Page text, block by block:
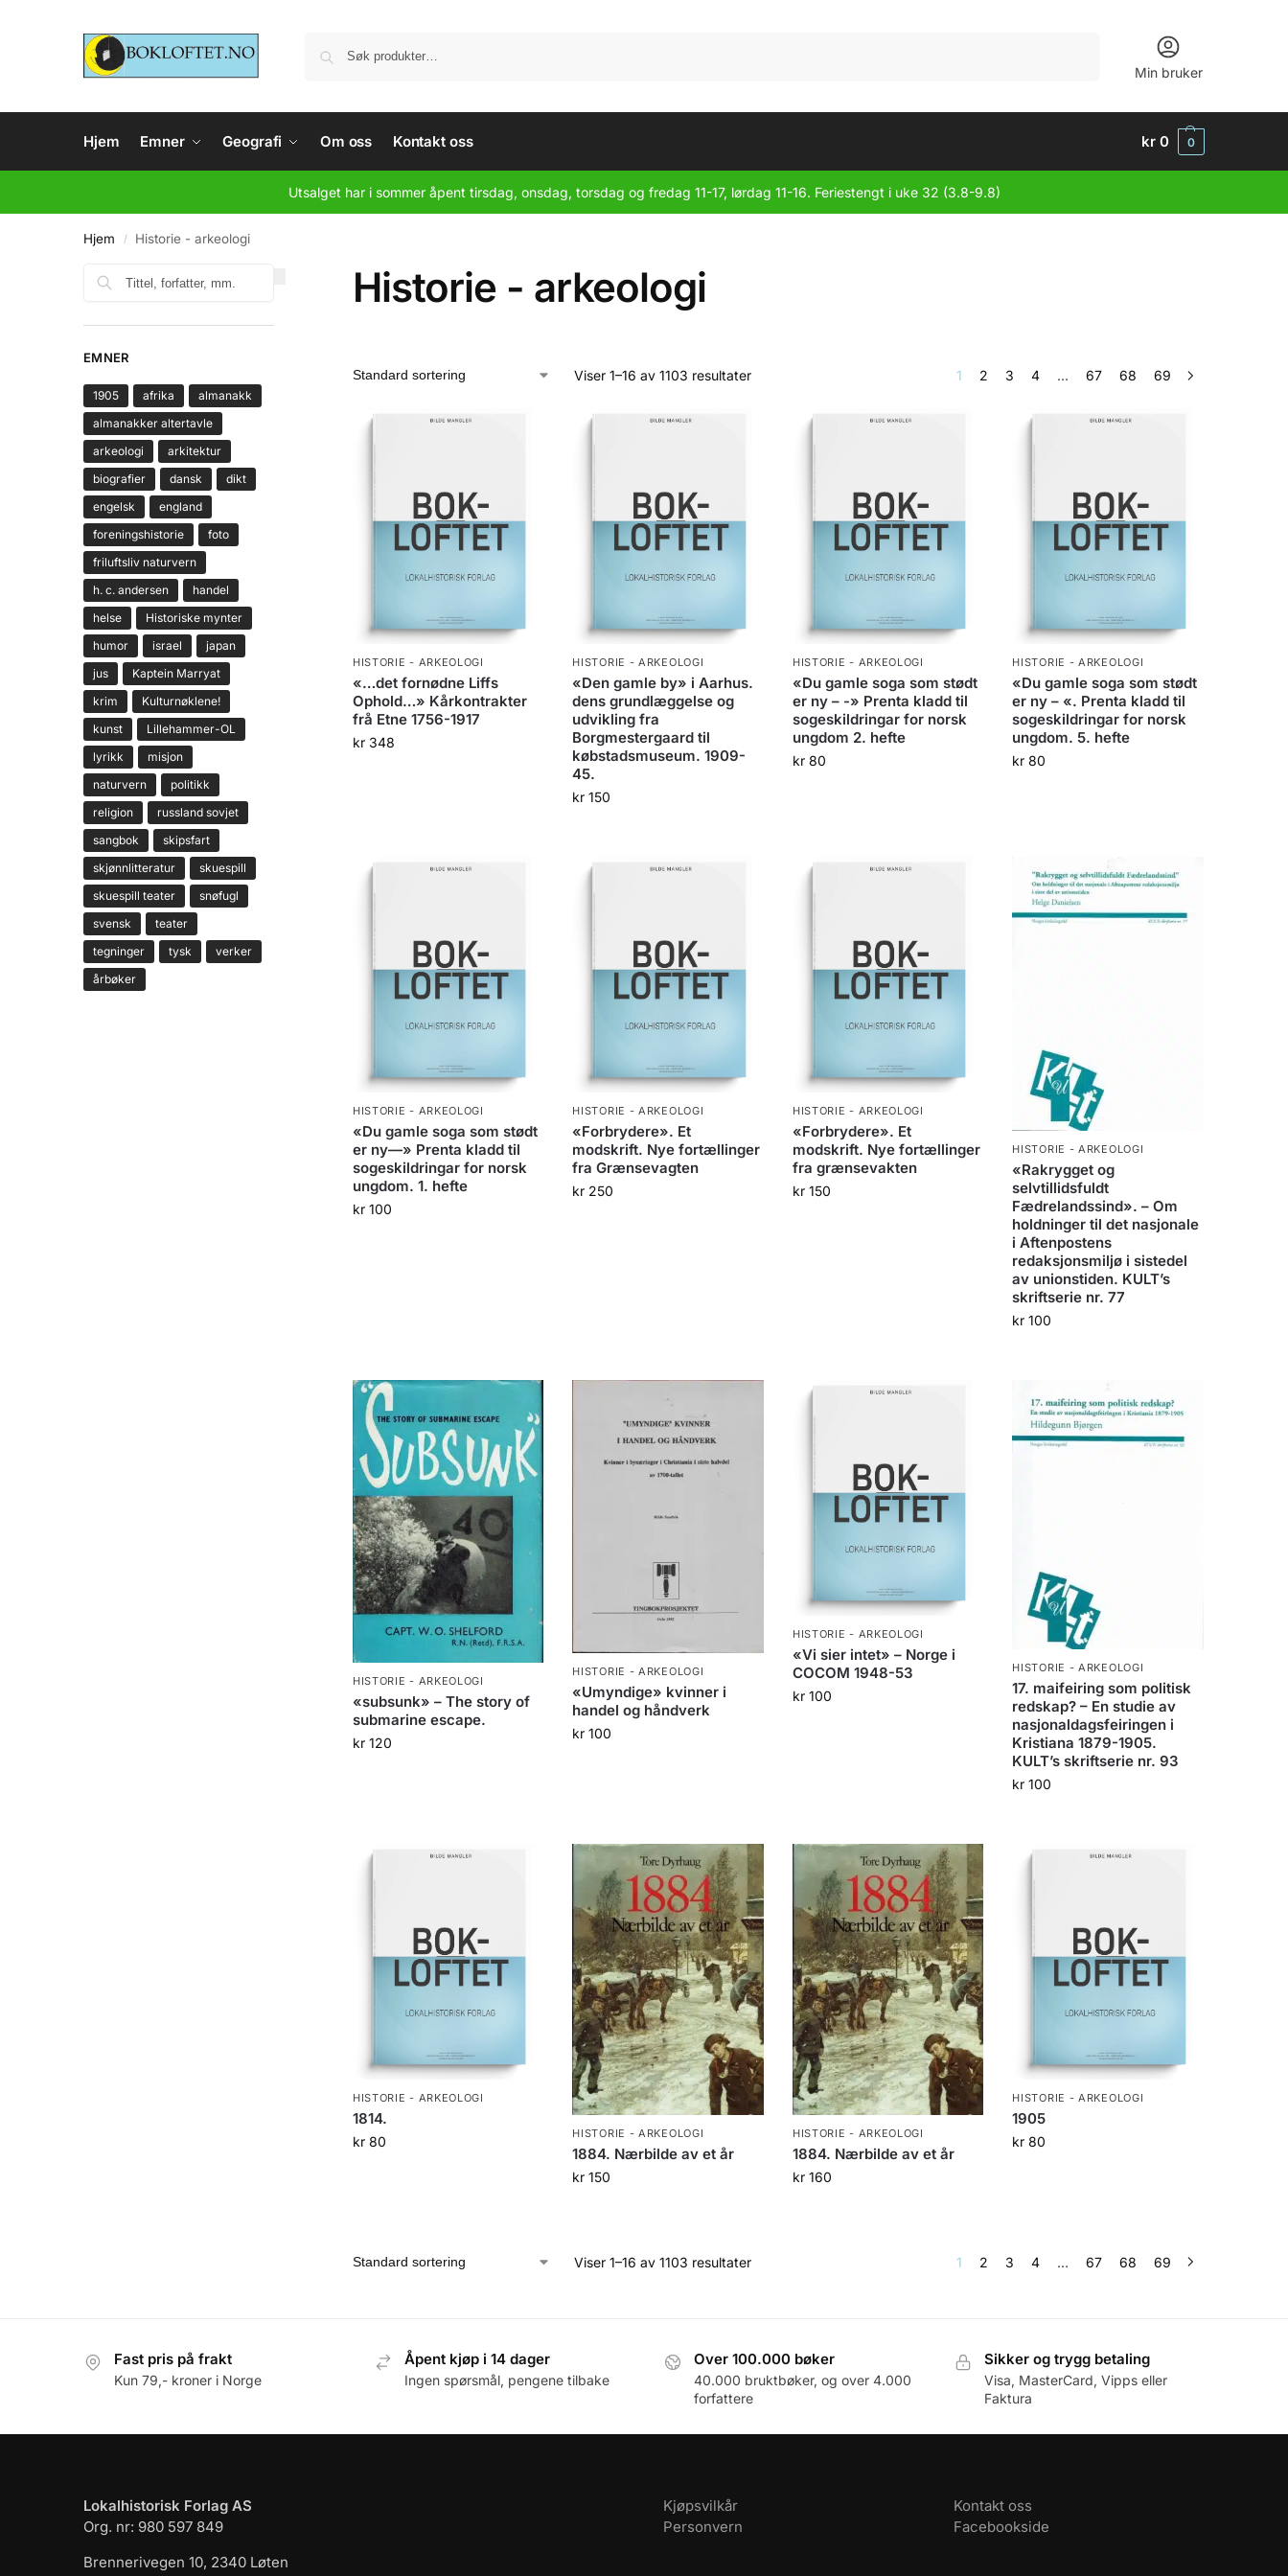
Min bruker
Hjem Emner Geografi Om oss Kontakt oss kr 0 0
Utsalget har i sommer åpent tirsdag, onsdag, torsdag og fredag 11-17, lørdag 11-16. Feriestengt i uke 32 (3.8-9.8)
Hjem / Historie - arkeologi
Historie - arkeologi
Viser 1–16 av 1103 resultater 1 2 3 4 … 67 68 69
HISTORIE - ARKEOLOGI
«…det fornødne Liffs
Ophold…» Kårkontrakter
frå Etne 1756-1917
kr348
HISTORIE - ARKEOLOGI
«Den gamle by» i Aarhus.
dens grundlæggelse og
udvikling fra
Borgmestergaard til
købstadsmuseum. 1909-
45.
kr 150
HISTORIE - ARKEOLOGI
«Du gamle soga som stødt
er ny – -» Prenta kladd til
sogeskildringar for norsk
ungdom 2. hefte
kr80
HISTORIE - ARKEOLOGI
«Du gamle soga som stødt
er ny – «. Prenta kladd til
sogeskildringar for norsk
ungdom. 5. hefte
kr 80
HISTORIE - ARKEOLOGI
«Du gamle soga som stødt
er ny—» Prenta kladd til
sogeskildringar for norsk
ungdom. 1. hefte
kr100
HISTORIE - ARKEOLOGI
«Forbrydere». Et
modskrift. Nye fortællinger
fra Grænsevagten
kr 250
HISTORIE - ARKEOLOGI
«Forbrydere». Et
modskrift. Nye fortællinger
fra grænsevakten
kr150
HISTORIE - ARKEOLOGI
«Rakrygget og
selvtillidsfuldt
Fædrelandssind». – Om
holdninger til det nasjonale
i Aftenpostens
redaksjonsmiljø i sistedel
av unionstiden. KULT’s
skriftserie nr. 77
kr 100
HISTORIE - ARKEOLOGI
«subsunk» – The story of
submarine escape.
kr120
HISTORIE - ARKEOLOGI
«Umyndige» kvinner i
handel og håndverk
kr 100
HISTORIE - ARKEOLOGI
«Vi sier intet» – Norge i
COCOM 1948-53
kr100
HISTORIE - ARKEOLOGI
17. maifeiring som politisk
redskap? – En studie av
nasjonaldagsfeiringen i
Kristiana 1879-1905.
KULT’s skriftserie nr. 93
kr 100
HISTORIE - ARKEOLOGI
1814.
kr80 HISTORIE - ARKEOLOGI
1884. Nærbilde av et år
kr 150
HISTORIE - ARKEOLOGI
1884. Nærbilde av et år
kr160
HISTORIE - ARKEOLOGI
1905
kr 80
Viser 1–16 av 1103 resultater 1 2 3 4 … 67 68 69
EMNER
1905 afrika
almanakk
almanakker altertavle
arkeologi
arkitektur
biografier
dansk
dikt
engelsk
england
foreningshistorie
foto
friluftsliv naturvern
h. c. andersen
handel
helse
Historiske mynter
humor
israel
japan
jus
Kaptein Marryat
krim
Kulturnøklene!
kunst
Lillehammer-OL
lyrikk
misjon
naturvern
politikk
religion
russland sovjet
sangbok
skipsfart
skjønnlitteratur
skuespill
skuespill teater
snøfugl
svensk
teater
tegninger
tysk
verker
årbøker
Fast pris på frakt
Kun 79,- kroner i Norge
Åpent kjøp i 14 dager
Ingen spørsmål, pengene tilbake
Over 100.000 bøker
40.000 bruktbøker, og over 4.000
forfattere
Sikker og trygg betaling
Visa, MasterCard, Vipps eller
Faktura
Lokalhistorisk Forlag AS
Org. nr: 980 597 849
Brennerivegen 10, 2340 Løten
Kjøpsvilkår
Personvern
Kontakt oss
Facebookside